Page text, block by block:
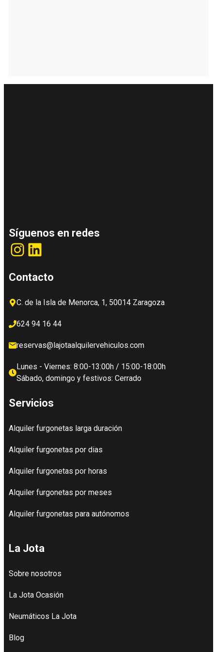
Síguenos en redes
Instagram
LinkedIn
Contacto
C. de la Isla de Menorca, 1, 50014 Zaragoza
624 94 16 44
reservas@lajotaalquilervehiculos.com
Lunes - Viernes: 8:00-13:00h / 15:00-18:00h
Sábado, domingo y festivos: Cerrado
Servicios
Alquiler furgonetas larga duración
Alquiler furgonetas por dias
Alquiler furgonetas por horas
Alquiler furgonetas por meses
Alquiler furgonetas para autónomos
La Jota
Sobre nosotros
La Jota Ocasión
Neumáticos La Jota
Blog